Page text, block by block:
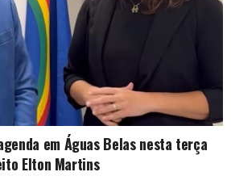
em Águas Belas nesta terça
Elton Martins